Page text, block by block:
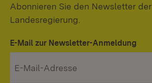
Abonnieren Sie den Newsletter der
Landesregierung.
E-Mail zur Newsletter-Anmeldung